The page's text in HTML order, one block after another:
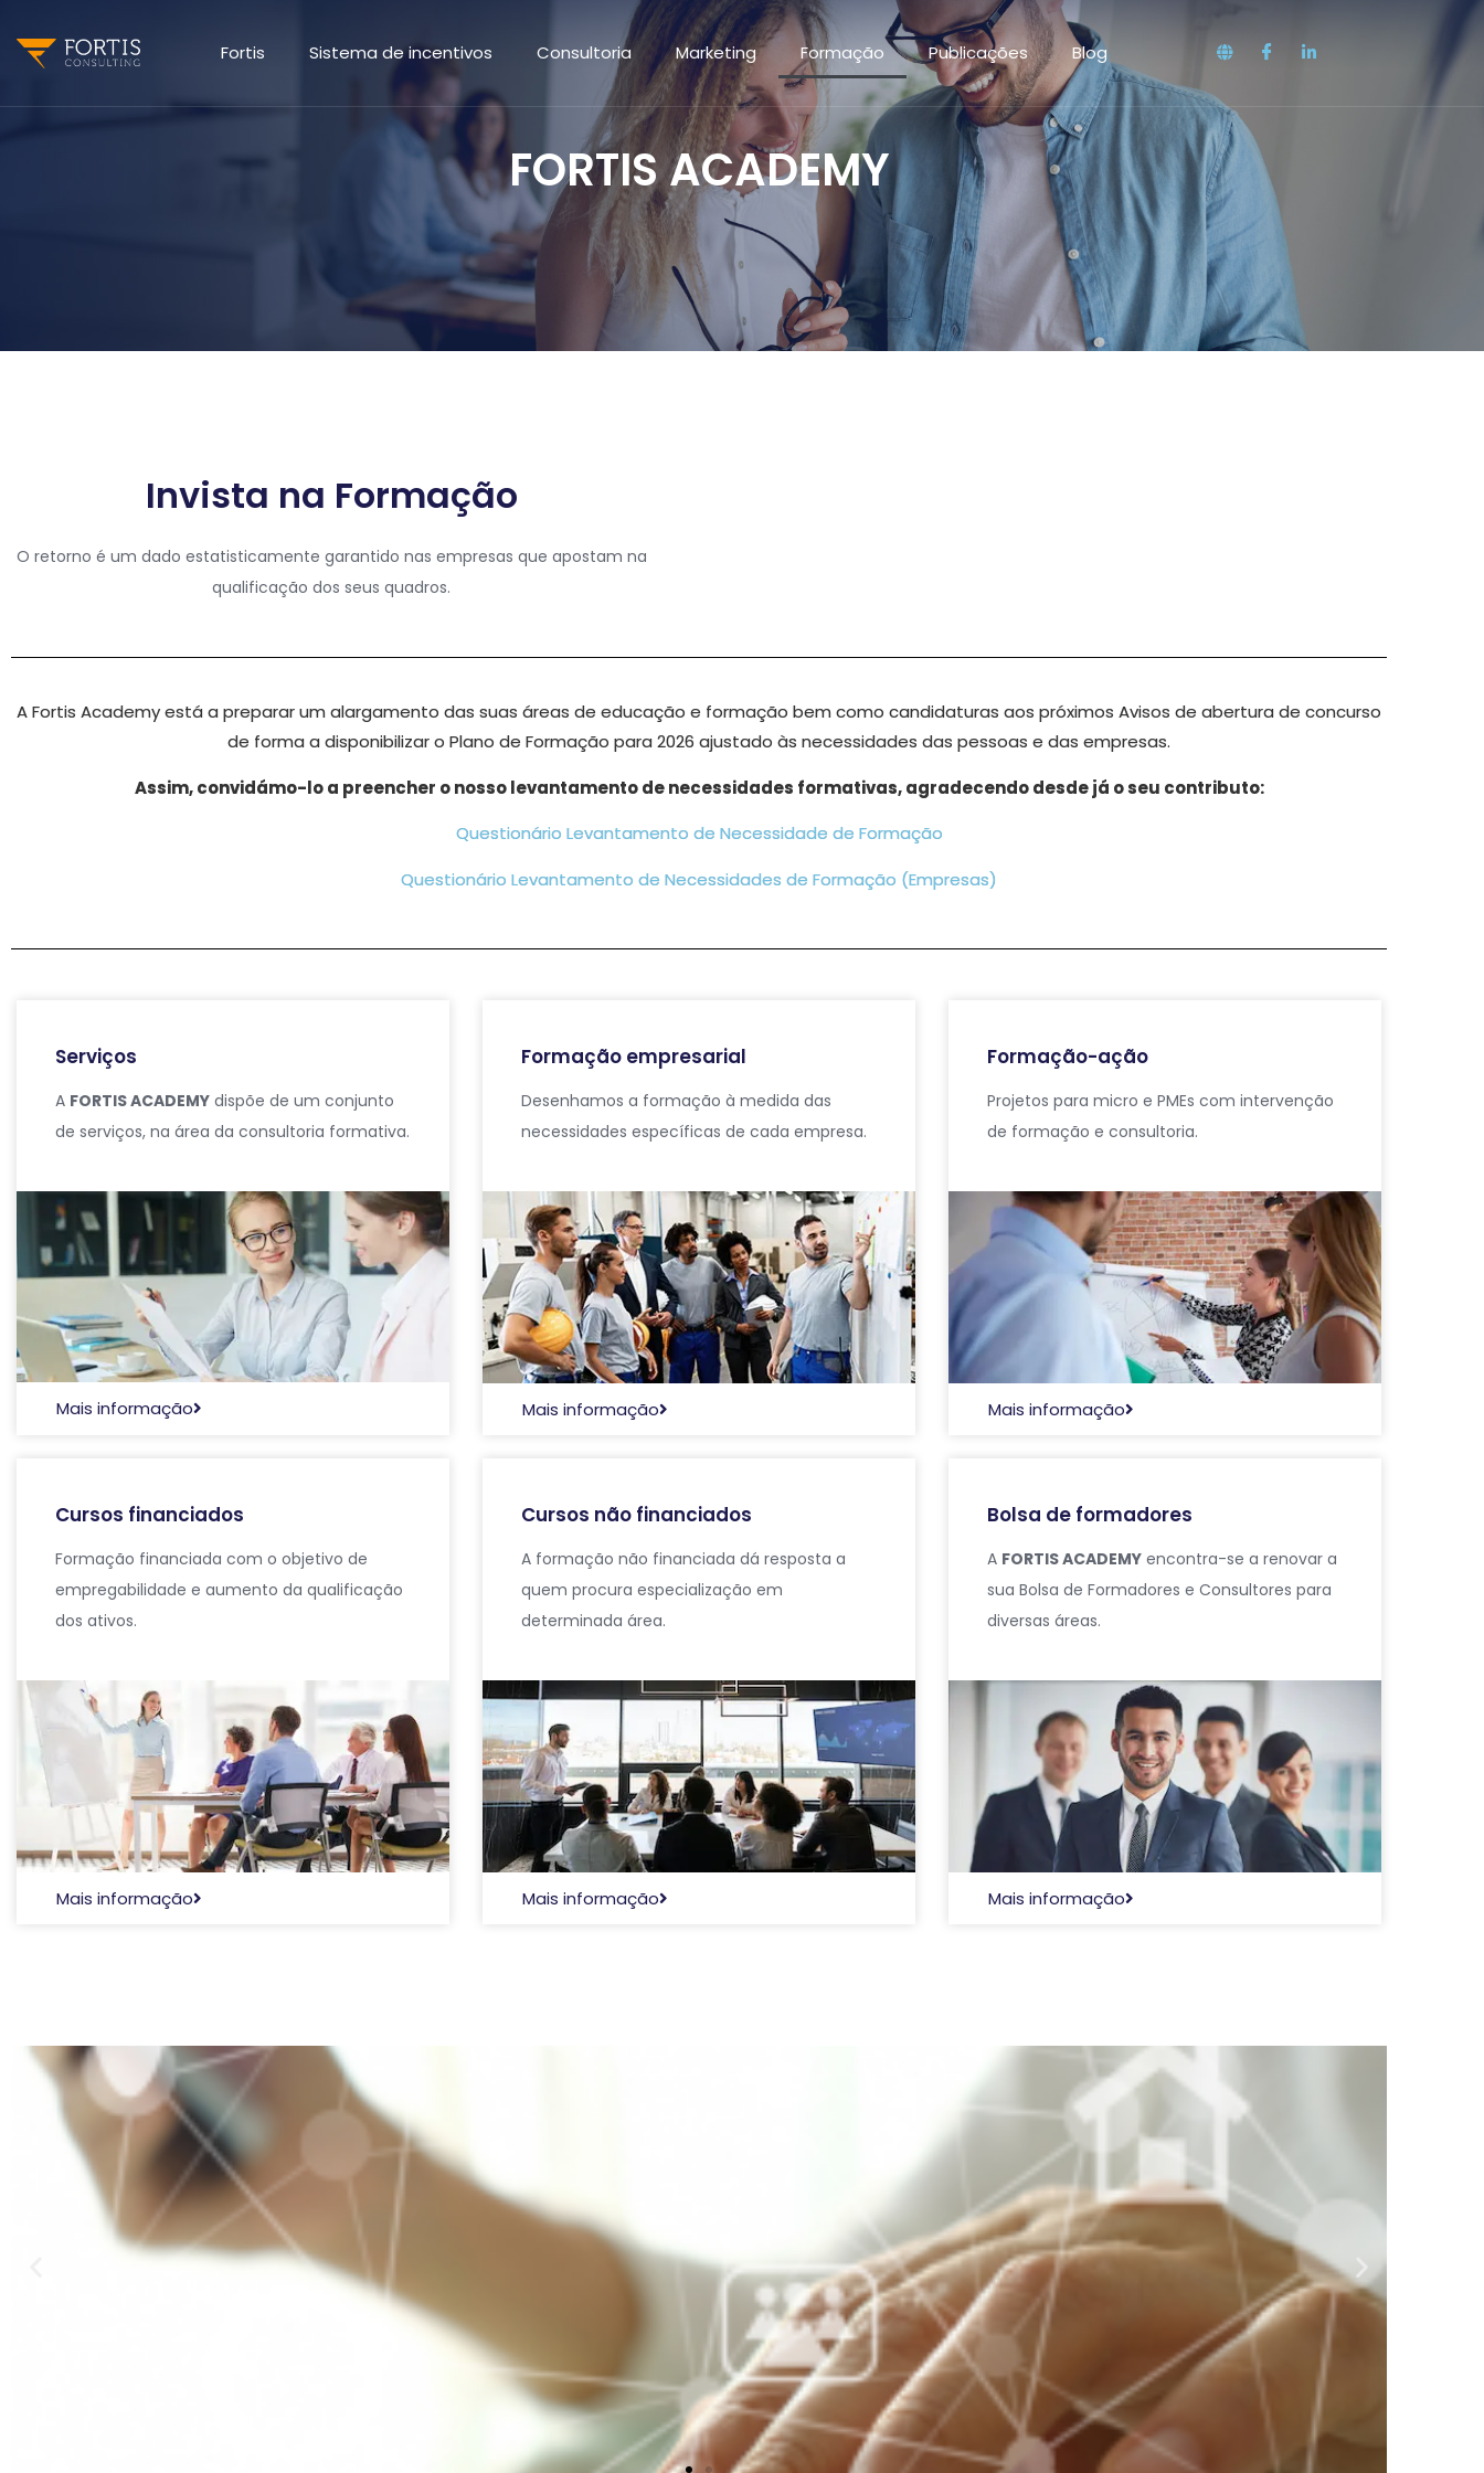
Fortis Sistema de incentivos Consultoria Marketing Formação Publicações Blog
FORTIS ACADEMY
Invista na Formação
O retorno é um dado estatisticamente garantido nas empresas que apostam na
qualificação dos seus quadros.
A Fortis Academy está a preparar um alargamento das suas áreas de educação e formação bem como candidaturas aos próximos Avisos de abertura de concurso
de forma a disponibilizar o Plano de Formação para 2026 ajustado às necessidades das pessoas e das empresas.
Assim, convidámo-lo a preencher o nosso levantamento de necessidades formativas, agradecendo desde já o seu contributo:
Questionário Levantamento de Necessidade de Formação
Questionário Levantamento de Necessidades de Formação (Empresas)
Serviços
A FORTIS ACADEMY dispõe de um conjunto
de serviços, na área da consultoria formativa.
Mais informação
Formação empresarial
Desenhamos a formação à medida das
necessidades específicas de cada empresa.
Mais informação
Formação-ação
Projetos para micro e PMEs com intervenção
de formação e consultoria.
Mais informação
Cursos financiados
Formação financiada com o objetivo de
empregabilidade e aumento da qualificação
dos ativos.
Mais informação
Cursos não financiados
A formação não financiada dá resposta a
quem procura especialização em
determinada área.
Mais informação
Bolsa de formadores
A FORTIS ACADEMYencontra-se a renovar a
sua Bolsa de Formadores e Consultores para
diversas áreas.
Mais informação